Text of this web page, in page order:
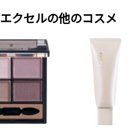
エクセルの他のコスメ